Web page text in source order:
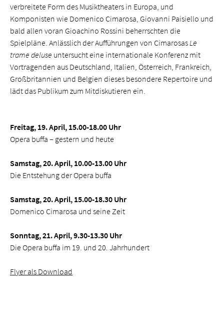
verbreitete Form des Musiktheaters in Europa, und
Komponisten wie Domenico Cimarosa, Giovanni Paisiello und
bald allen voran Gioachino Rossini beherrschten die
Spielpläne. Anlässlich der Aufführungen von CimarosasLe
trame deluse untersucht eine internationale Konferenz mit
Vortragenden aus Deutschland, Italien, Österreich, Frankreich,
Großbritannien und Belgien dieses besondere Repertoire und
lädt das Publikum zum Mitdiskutieren ein.
Freitag, 19. April, 15.00-18.00 Uhr
Opera buffa – gestern und heute
Samstag, 20. April, 10.00-13.00 Uhr
Die Entstehung der Opera buffa
Samstag, 20. April, 15.00-18.30 Uhr
Domenico Cimarosa und seine Zeit
Sonntag, 21. April, 9.30-13.30 Uhr
Die Opera buffa im 19. und 20. Jahrhundert
Flyer als Download